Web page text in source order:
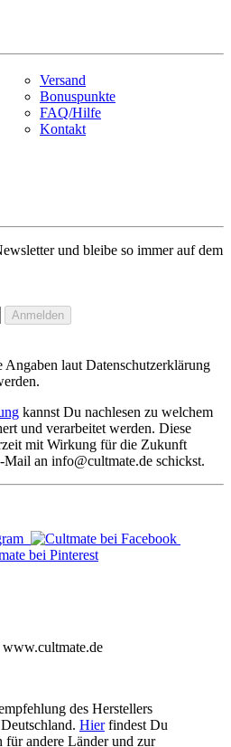
Versand
Bonuspunkte
FAQ/Hilfe
Kontakt
und bleibe so immer auf dem
Anmelden
laut Datenschutzerklärung
kannst Du nachlesen zu welchem
und verarbeitet werden. Diese
mit Wirkung für die Zukunft
an info@cultmate.de schickst.
des Herstellers
Hierfindest Du
andere Länder und zur